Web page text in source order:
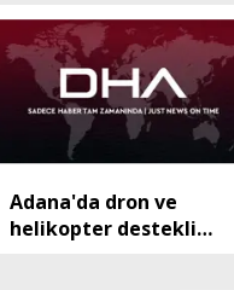
Adana'da dron ve
helikopter destekli